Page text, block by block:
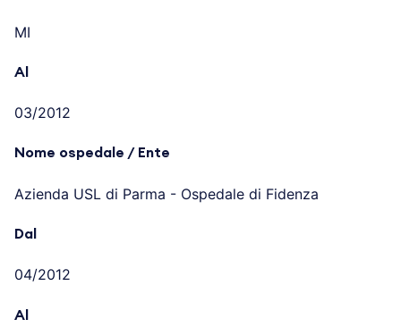
MI
Al
03/2012
Nome ospedale / Ente
Azienda USL di Parma - Ospedale di Fidenza
Dal
04/2012
Al